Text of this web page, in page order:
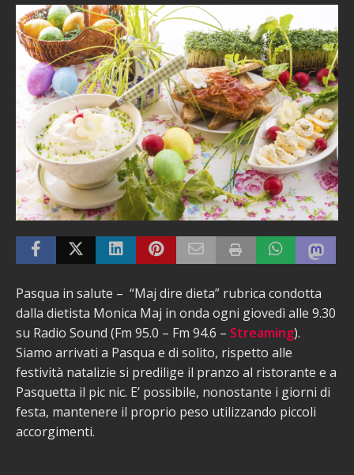
Pasqua in salute – “Maj dire dieta” rubrica condotta
dalla dietista Monica Maj in onda ogni giovedì alle 9.30
su Radio Sound (Fm 95.0 – Fm 94.6 – Streaming).
Siamo arrivati a Pasqua e di solito, rispetto alle
festività natalizie si predilige il pranzo al ristorante e a
Pasquetta il pic nic. E’ possibile, nonostante i giorni di
festa, mantenere il proprio peso utilizzando piccoli
accorgimenti.